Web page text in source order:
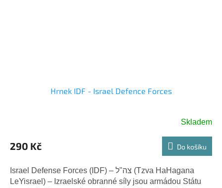
Hrnek IDF - Israel Defence Forces
Skladem
290 Kč Do košíku
Israel Defense Forces (IDF) – צה"ל (Tzva HaHagana
LeYisrael) – Izraelské obranné síly jsou armádou Státu